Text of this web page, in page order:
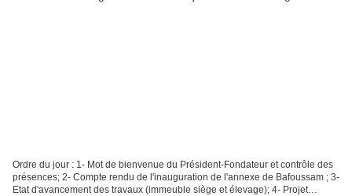
Ordre du jour : 1- Mot de bienvenue du Président-Fondateur et contrôle des
présences; 2- Compte rendu de l'inauguration de l'annexe de Bafoussam ; 3-
Etat d'avancement des travaux (immeuble siège et élevage); 4- Projet